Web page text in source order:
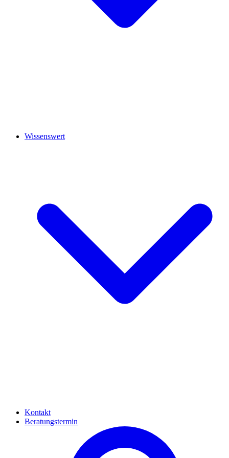
Wissenswert
Kontakt
Beratungstermin